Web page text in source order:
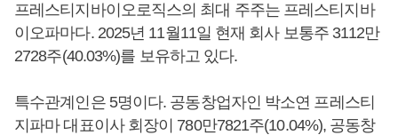
프레스티지바이오로직스의 최대 주주는 프레스티지바
이오파마다. 2025년 11월11일 현재 회사 보통주 3112만
2728주(40.03%)를 보유하고 있다.
특수관계인은 5명이다. 공동창업자인 박소연 프레스티
지파마 대표이사 회장이 780만7821주(10.04%), 공동창